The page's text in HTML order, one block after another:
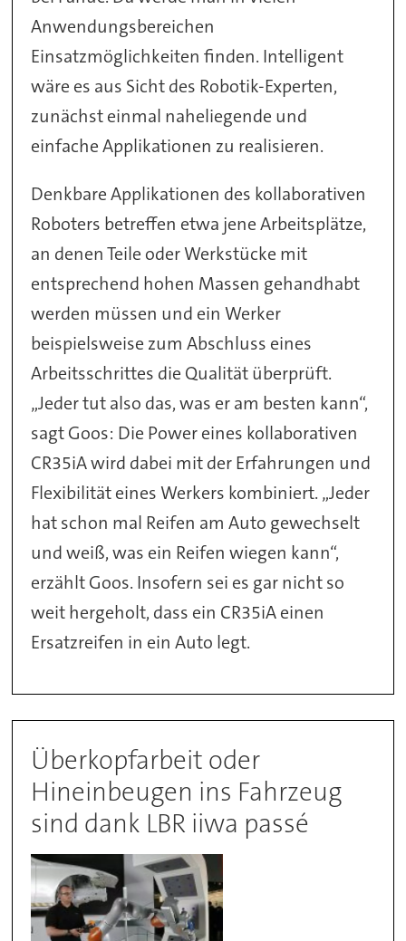
Anwendungsbereichen
Einsatzmöglichkeiten finden. Intelligent
wäre es aus Sicht des Robotik-Experten,
zunächst einmal naheliegende und
einfache Applikationen zu realisieren.
Denkbare Applikationen des kollaborativen
Roboters betreffen etwa jene Arbeitsplätze,
an denen Teile oder Werkstücke mit
entsprechend hohen Massen gehandhabt
werden müssen und ein Werker
beispielsweise zum Abschluss eines
Arbeitsschrittes die Qualität überprüft.
„Jeder tut also das, was er am besten kann“,
sagt Goos: Die Power eines kollaborativen
CR35iA wird dabei mit der Erfahrungen und
Flexibilität eines Werkers kombiniert. „Jeder
hat schon mal Reifen am Auto gewechselt
und weiß, was ein Reifen wiegen kann“,
erzählt Goos. Insofern sei es gar nicht so
weit hergeholt, dass ein CR35iA einen
Ersatzreifen in ein Auto legt.
Überkopfarbeit oder
Hineinbeugen ins Fahrzeug
sind dank LBR iiwa passé